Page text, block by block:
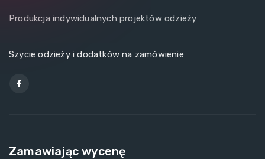
Produkcja indywidualnych projektów odzieży
Szycie odzieży i dodatków na zamówienie
Zamawiając wycenę